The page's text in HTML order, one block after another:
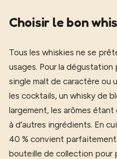
Choisir le bon
Tous les whiskies ne se
usages. Pour la dégustation
single malt de caractère ou
les cocktails, un whisky de
largement, les arômes
à d’autres ingrédients. En
40 % convient parfaitement
bouteille de collection pour